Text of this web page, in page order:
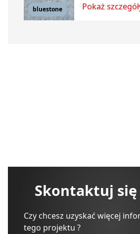
bluestone Pokaż
Skontaktuj się
Czy chcesz uzyskać więcej
tego projektu ?